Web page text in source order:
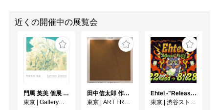
近くの開催中の展覧会
門馬 英美 個展 Summer Breeze
東京
Gallery子の星
田中信太郎 作品展
東京
ART FRONT GALLERY
Ehtel -"Release" Party
東京
渋谷ストリームホール